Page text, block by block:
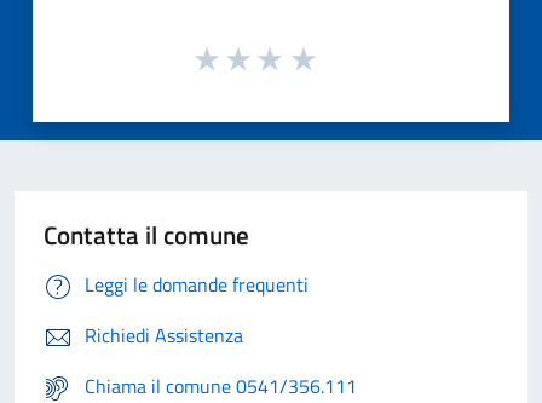
Contatta il comune
Leggi le domande frequenti
Richiedi Assistenza
Chiama il comune 0541/356.111